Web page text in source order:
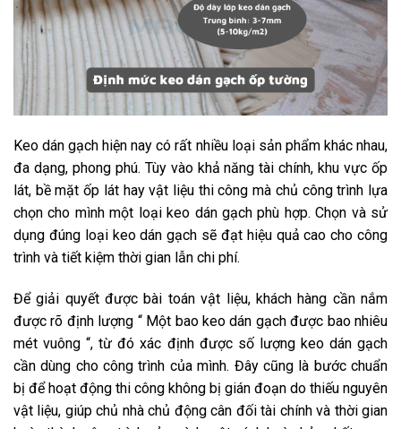
Keo dán gạch hiện nay có rất nhiều loại sản phẩm khác nhau,
đa dạng, phong phú. Tùy vào khả năng tài chính, khu vực ốp
lát, bề mặt ốp lát hay vật liệu thi công mà chủ công trình lựa
chọn cho mình một loại keo dán gạch phù hợp. Chọn và sử
dụng đúng loại keo dán gạch sẽ đạt hiệu quả cao cho công
trình và tiết kiệm thời gian lẫn chi phí.
Để giải quyết được bài toán vật liệu, khách hàng cần nắm
được rõ định lượng “ Một bao keo dán gạch được bao nhiêu
mét vuông “, từ đó xác định được số lượng keo dán gạch
cần dùng cho công trình của mình. Đây cũng là bước chuẩn
bị để hoạt động thi công không bị gián đoạn do thiếu nguyên
vật liệu, giúp chủ nhà chủ động cân đối tài chính và thời gian